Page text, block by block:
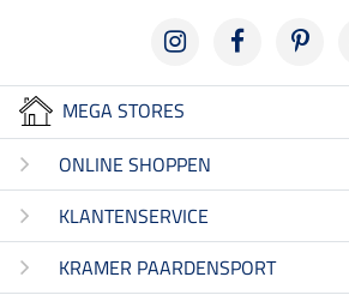
MEGA STORES
ONLINE SHOPPEN
KLANTENSERVICE
KRAMER PAARDENSPORT